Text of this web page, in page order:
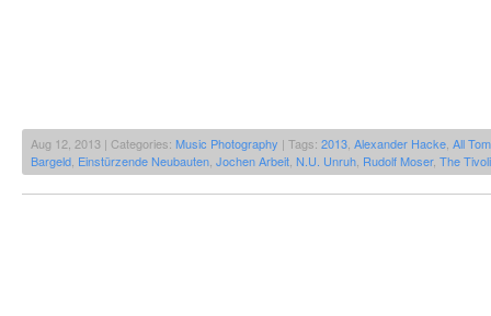
Aug 12, 2013 | Categories: Music Photography | Tags: 2013 Alexander Hacke All
Bargeld Einstürzende Neubauten Jochen Arbeit N.U. Unruh Rudolf Moser, The Tivoli